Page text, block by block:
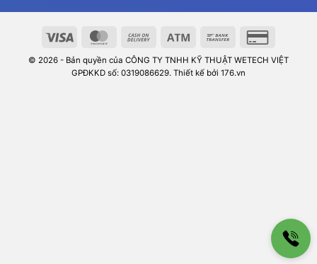
© 2026 - Bản quyền của CÔNG TY TNHH KỸ THUẬT WETECH VIỆT
GPĐKKD số: 0319086629. Thiết kế bởi 176.vn